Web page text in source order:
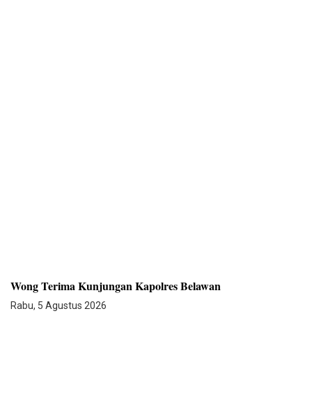
Wong Terima Kunjungan Kapolres Belawan
Rabu, 5 Agustus 2026